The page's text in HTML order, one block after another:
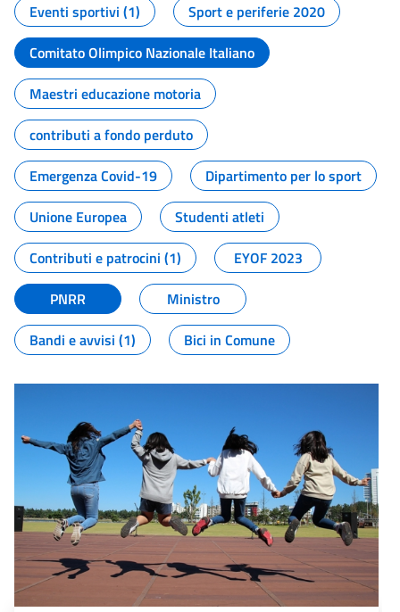
Eventi sportivi (1)
Sport e periferie 2020
Comitato Olimpico Nazionale Italiano
Maestri educazione motoria
contributi a fondo perduto
Emergenza Covid-19
Dipartimento per lo sport
Unione Europea
Studenti atleti
Contributi e patrocini (1)
EYOF 2023
PNRR
Ministro
Bandi e avvisi (1)
Bici in Comune